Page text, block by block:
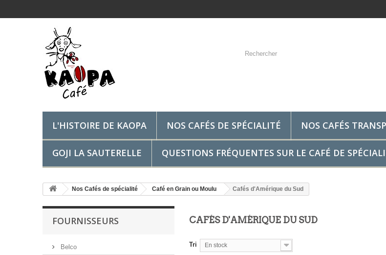
L'HISTOIRE DE KAOPA NOS CAFÉS DE SPÉCIALITÉ NOS CAFÉS
GOJI LA SAUTERELLE QUESTIONS FRÉQUENTES SUR LE CAFÉ DE
Nos Cafés de spécialité Café en Grain ou Moulu Cafés d'Amérique du Sud
FOURNISSEURS
Belco
CAFÉS D'AMÉRIQUE DU SUD
Tri En stock